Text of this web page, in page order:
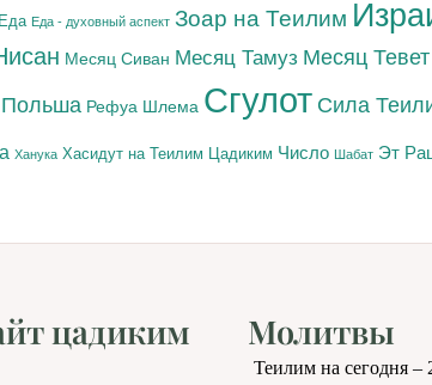
Еда Еда - духовный аспект Зоар на Теилим
Месяц Сиван Месяц Тамуз Месяц Тевет
Польша Рефуа Шлема Сгулот Сила
Ханука Хасидут на Теилим Цадиким Число Шабат Эт
цадиким Молитвы
Теилим на сегодня –